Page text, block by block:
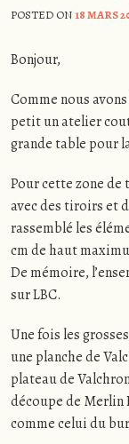
POSTED ON18 MARS
Bonjour,
Comme nous
petit un atelier
grande table pour
Pour cette zone de
avec des tiroirs et
rassemblé les
cm de haut
De mémoire,
sur LBC.
Une fois les
une planche de
plateau de
découpe de Merlin
comme celui du